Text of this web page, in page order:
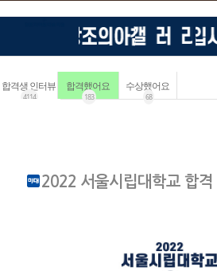
합격생 인터뷰
4114
합격했어요
183
수상했어요
68
2022 서울시립대학교 합격